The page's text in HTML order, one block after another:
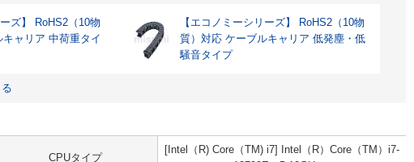
ズ】 RoHS2（10物
ャリア 中荷重タイ
【エコノミーシリーズ】 RoHS2（10物
質）対応 ケーブルキャリア 低発塵・低
騒音タイプ
CPUタイプ
[Intel（R) Core（TM) i7] Intel（R）Core（TM）i7-